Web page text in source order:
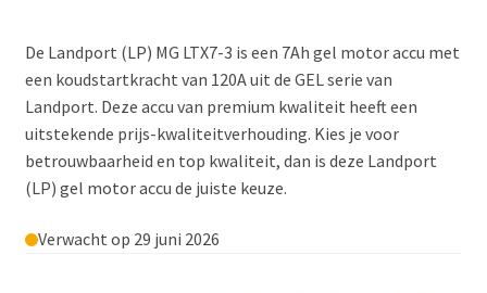
De Landport (LP) MG LTX7-3 is een 7Ah gel motor accu met
een koudstartkracht van 120A uit de GEL serie van
Landport. Deze accu van premium kwaliteit heeft een
uitstekende prijs-kwaliteitverhouding. Kies je voor
betrouwbaarheid en top kwaliteit, dan is deze Landport
(LP) gel motor accu de juiste keuze.
Verwacht op 29 juni 2026